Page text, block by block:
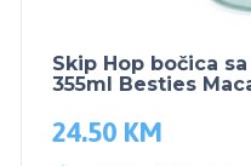
Skip Hop bočica
355ml Besties
24.50 KM